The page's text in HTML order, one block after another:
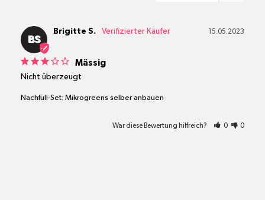
BS
15.05.2023
Brigitte S.
Mässig
Nicht überzeugt
Nachfüll-Set: Mikrogreens selber anbauen
War diese Bewertung hilfreich? 0 0